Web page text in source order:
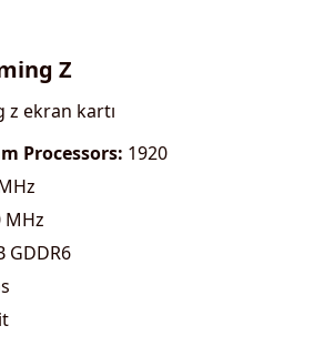
Z
Processors: 1920
MHz
GDDR6